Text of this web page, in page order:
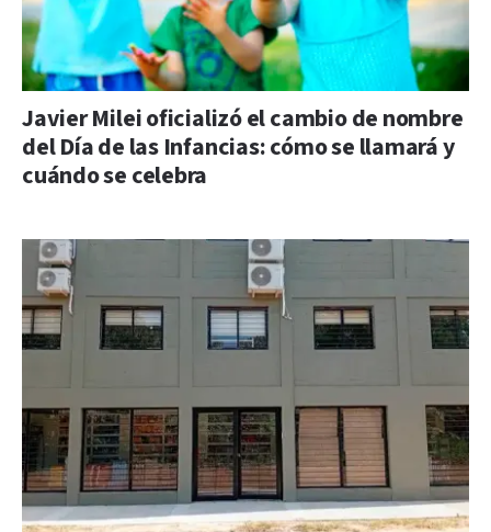
Javier Milei oficializó el cambio de nombre
del Día de las Infancias: cómo se llamará y
cuándo se celebra